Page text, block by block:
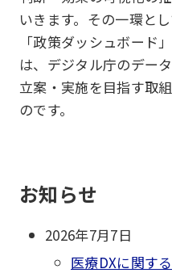
いきます。その一環と
「政策ダッシュボード
は、デジタル庁のデー
立案・実施を目指す取
のです。
お知らせ
2026年7月7日
医療DXに関す